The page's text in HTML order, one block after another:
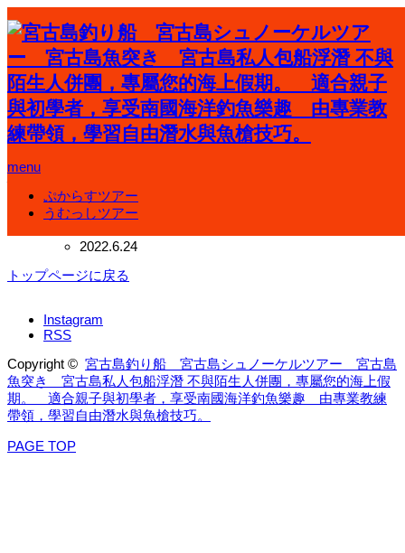
menu
ぷからすツアー
うむっしツアー
ホーム
慰霊の日
慰霊の日
慰霊の日
2022.6.24
トップページに戻る
Instagram
RSS
Copyright © 宮古島釣り船 宮古島シュノーケルツアー 宮古島
魚突き 宮古島私人包船浮潛 不與陌生人併團，專屬您的海上假
期。 適合親子與初學者，享受南國海洋釣魚樂趣 由專業教練
帶領，學習自由潛水與魚槍技巧。
PAGE TOP